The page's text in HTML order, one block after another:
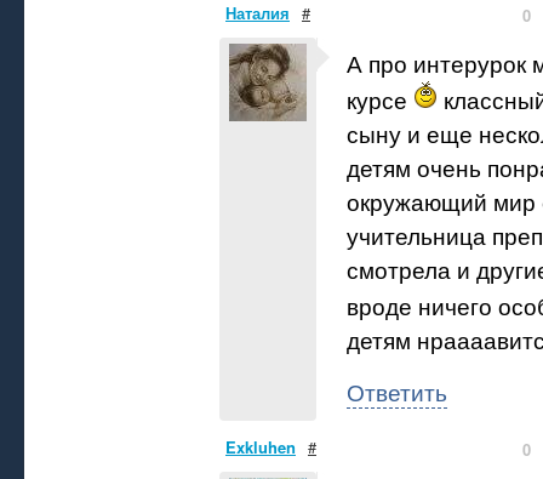
Наталия # 0
А про интерурок
курсе
сыну и еще
детям очень
окружающий мир
учительница
смотрела и
вроде ничего
детям
Ответить
Exkluhen # 0